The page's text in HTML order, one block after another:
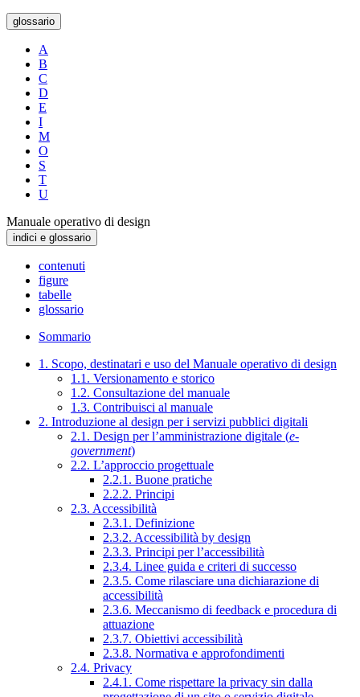
glossario
A
B
C
D
E
I
M
O
S
T
U
Manuale operativo di design
indici e glossario
contenuti
figure
tabelle
glossario
Sommario
1. Scopo, destinatari e uso del Manuale operativo di design
1.1. Versionamento e storico
1.2. Consultazione del manuale
1.3. Contribuisci al manuale
2. Introduzione al design per i servizi pubblici digitali
2.1. Design per l’amministrazione digitale (e-
government)
2.2. L’approccio progettuale
2.2.1. Buone pratiche
2.2.2. Principi
2.3. Accessibilità
2.3.1. Definizione
2.3.2. Accessibilità by design
2.3.3. Principi per l’accessibilità
2.3.4. Linee guida e criteri di successo
2.3.5. Come rilasciare una dichiarazione di
accessibilità
2.3.6. Meccanismo di feedback e procedura di
attuazione
2.3.7. Obiettivi accessibilità
2.3.8. Normativa e approfondimenti
2.4. Privacy
2.4.1. Come rispettare la privacy sin dalla